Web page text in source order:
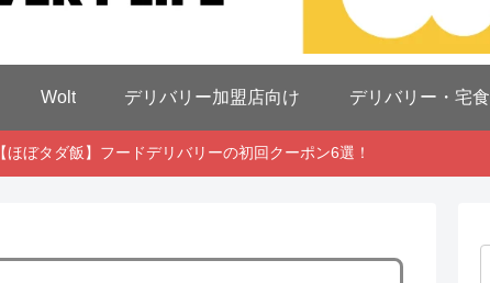
Wolt デリバリー加盟店向け デリバリー・宅食
【ほぼタダ飯】フードデリバリーの初回クーポン6選！